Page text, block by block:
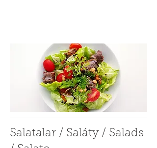
Salatalar / Saláty / Salads